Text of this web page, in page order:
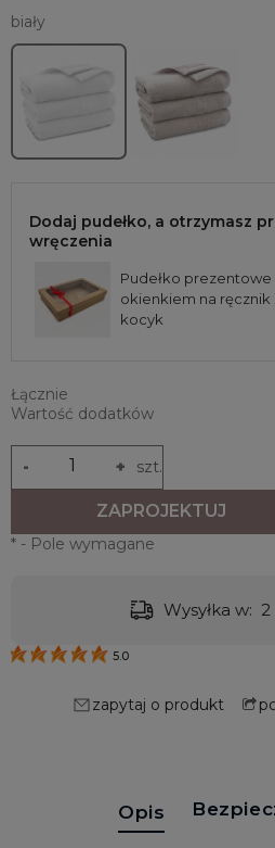
biały
Dodaj pudełko, a otrzymasz
wręczenia
Pudełko prezentowe
okienkiem na ręcznik
kocyk
Łącznie
Wartość dodatków
+
- szt.
ZAPROJEKTUJ
* - Pole wymagane
Wysyłka w:
5.0
zapytaj o produkt
Opis